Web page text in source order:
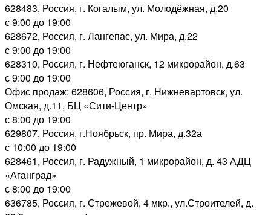
628483, Россия, г. Когалым, ул. Молодёжная, д.20
с 9:00 до 19:00
628672, Россия, г. Лангепас, ул. Мира, д.22
с 9:00 до 19:00
628310, Россия, г. Нефтеюганск, 12 микрорайон, д.63
с 9:00 до 19:00
Офис продаж: 628606, Россия, г. Нижневартовск, ул.
Омская, д.11, БЦ «Сити-Центр»
с 8:00 до 19:00
629807, Россия, г.Ноябрьск, пр. Мира, д.32а
с 10:00 до 19:00
628461, Россия, г. Радужный, 1 микрорайон, д. 43 АДЦ
«Аганград»
с 8:00 до 19:00
636785, Россия, г. Стрежевой, 4 мкр., ул.Строителей, д.